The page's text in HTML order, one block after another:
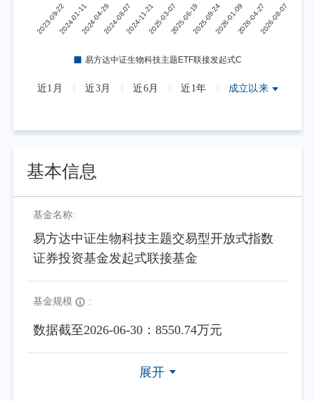
近1月 近3月 近6月 近1年 成立以来
基本信息
基金名称:
易方达中证生物科技主题交易型开放式指数
证券投资基金发起式联接基金
基金规模 :
数据截至2026-06-30：8550.74万元
展开